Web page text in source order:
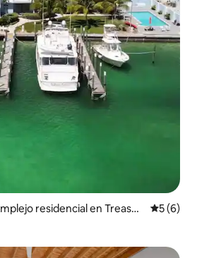
residencial en Treasur
5 (6)